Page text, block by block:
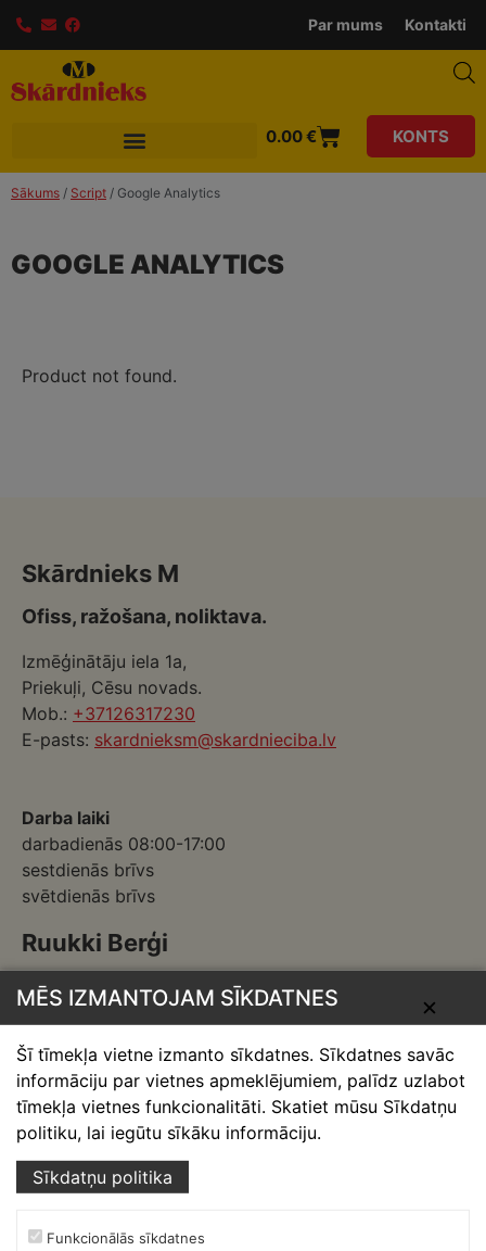
Par mums Kontakti
0.00€ KONTS
Sākums / Script / Google Analytics
GOOGLE ANALYTICS
Product not found.
Skārdnieks M
Ofiss, ražošana, noliktava.
Izmēģinātāju iela 1a,
Priekuļi, Cēsu novads.
Mob.: +37126317230
E-pasts: skardnieksm@skardnieciba.lv
Darba laiki
darbadienās 08:00-17:00
sestdienās brīvs
svētdienās brīvs
Ruukki Berģi
Ofiss, noliktava.
Siguldas šoseja 3a, Berģi,
Garkalnes pag., Ropažu novads
Mob.:+37127665555
E-pasts:info@skardnieciba.lv
Darba laiki
sestdienās brīvs
✕
MĒS IZMANTOJAM SĪKDATNES
Šī tīmekļa vietne izmanto sīkdatnes. Sīkdatnes savāc
informāciju par vietnes apmeklējumiem, palīdz uzlabot
tīmekļa vietnes funkcionalitāti. Skatiet mūsu Sīkdatņu
politiku, lai iegūtu sīkāku informāciju.
Sīkdatņu politika
Funkcionālās sīkdatnes